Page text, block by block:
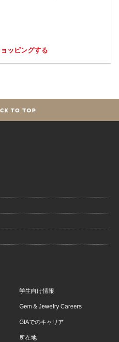
ッピングする
TO TOP
学生向け情報
Gem & Jewelry Careers
GIAでのキャリア
所在地